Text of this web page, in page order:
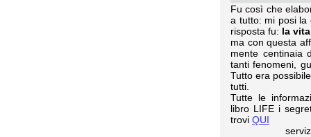
Fu così che
a tutto: mi posi
risposta fu: la
ma con questa
mente centinaia
tanti fenomeni,
Tutto era
tutti.
Tutte le
libro LIFE i
trovi QUI